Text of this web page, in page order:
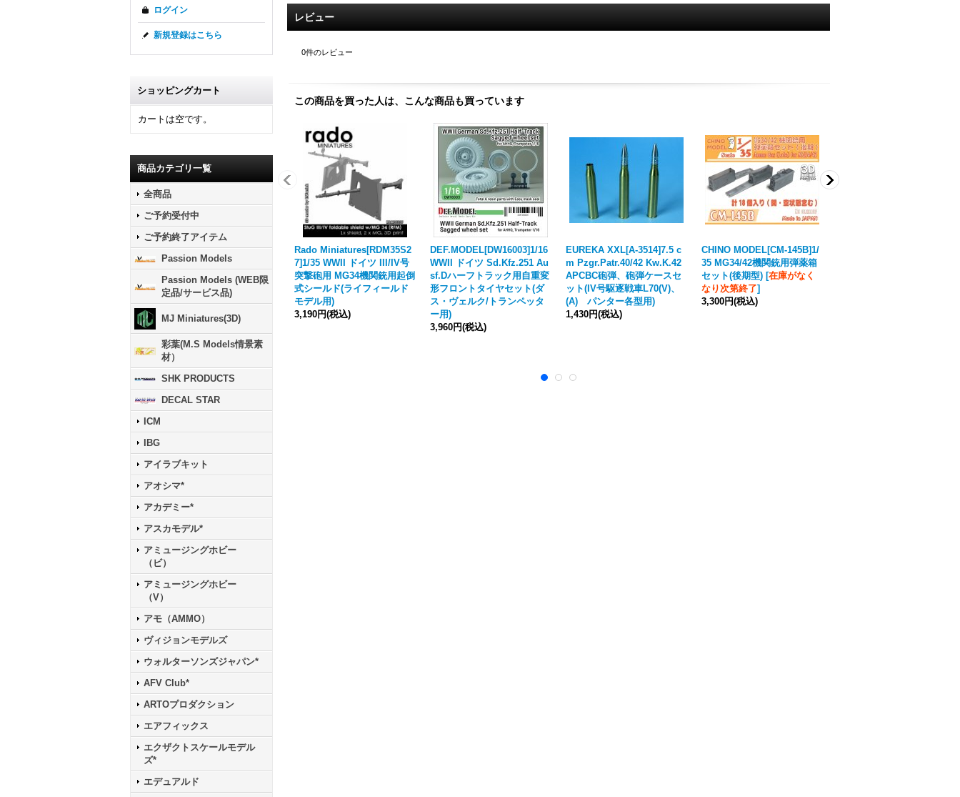
ログイン
新規登録はこちら
ショッピングカート
カートは空です。
商品カテゴリ一覧
全商品
ご予約受付中
ご予約終了アイテム
Passion Models
Passion Models (WEB限
定品/サービス品)
MJ Miniatures(3D)
彩葉(M.S Models情景素
材）
SHK PRODUCTS
DECAL STAR
ICM
IBG
アイラブキット
アオシマ*
アカデミー*
アスカモデル*
アミュージングホビー
（ビ）
アミュージングホビー
（V）
アモ（AMMO）
ヴィジョンモデルズ
ウォルターソンズジャパン*
AFV Club*
ARTOプロダクション
エアフィックス
エクザクトスケールモデル
ズ*
エデュアルド
レビュー
0件のレビュー
この商品を買った人は、こんな商品も買っています
Rado Miniatures[RDM35S2
7]1/35 WWII ドイツ III/IV号
突撃砲用 MG34機関銃用起倒
式シールド(ライフィールド
モデル用)
3,190円(税込)
DEF.MODEL[DW16003]1/16
WWII ドイツ Sd.Kfz.251 Au
sf.Dハーフトラック用自重変
形フロントタイヤセット(ダ
ス・ヴェルク/トランペッタ
ー用)
3,960円(税込)
EUREKA XXL[A-3514]7.5 c
m Pzgr.Patr.40/42 Kw.K.42
APCBC砲弾、砲弾ケースセ
ット(IV号駆逐戦車L70(V)、
(A) パンター各型用)
1,430円(税込)
CHINO MODEL[CM-145B]1/
35 MG34/42機関銃用弾薬箱
セット(後期型) [在庫がなく
なり次第終了]
3,300円(税込)